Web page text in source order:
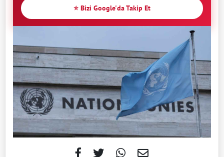
⭐ Bizi Google'da Takip Et